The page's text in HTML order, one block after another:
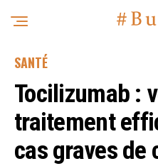
SANTÉ
Tocilizumab :
traitement
cas graves de